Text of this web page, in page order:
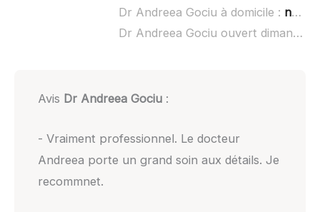
Dr Andreea Gociu à domicile : non renseigné
Dr Andreea Gociu ouvert dimanche :
Avis Dr Andreea Gociu:
- Vraiment professionnel. Le docteur
Andreea porte un grand soin aux détails. Je
recommnet.